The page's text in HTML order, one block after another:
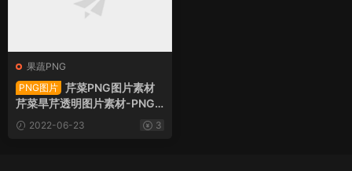
果蔬PNG
PNG图片 芹菜PNG图片素材
芹菜旱芹透明图片素材-PNG
图片104955下载
2022-06-23 3